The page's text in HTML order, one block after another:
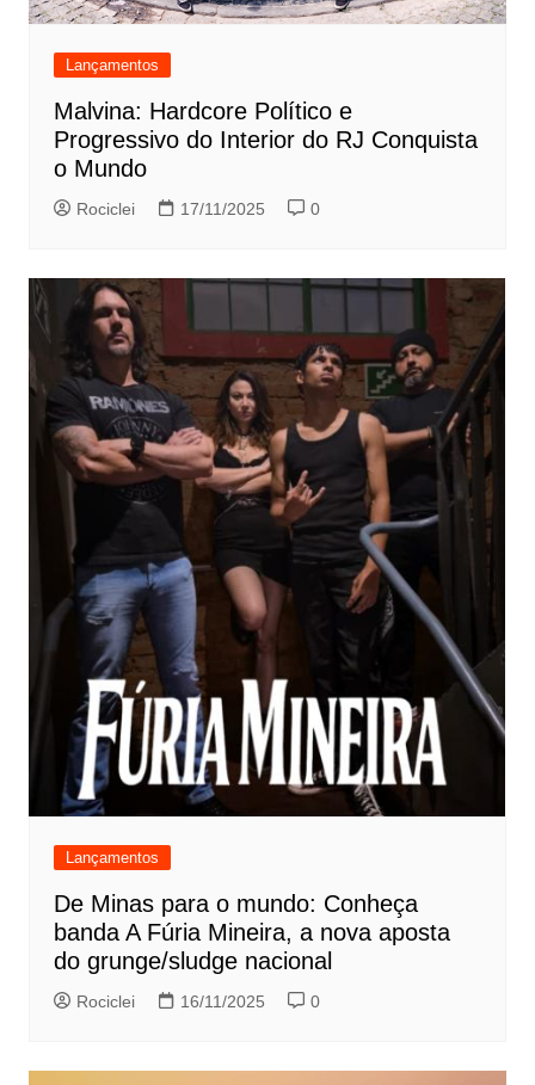
Lançamentos
Malvina: Hardcore Político e
Progressivo do Interior do RJ Conquista
o Mundo
Rociclei 17/11/2025 0
Lançamentos
De Minas para o mundo: Conheça
banda A Fúria Mineira, a nova aposta
do grunge/sludge nacional
Rociclei 16/11/2025 0